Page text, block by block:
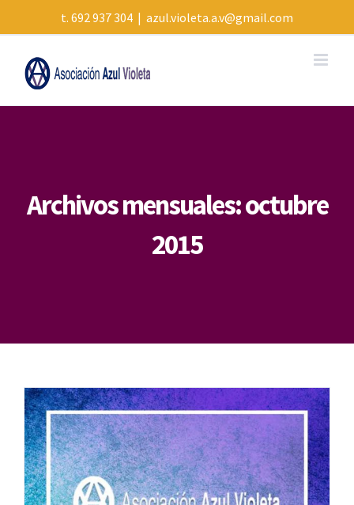
to
content
t. 692 937 304 | azul.violeta.a.v@gmail.com
Archivos mensuales:octubre
2015